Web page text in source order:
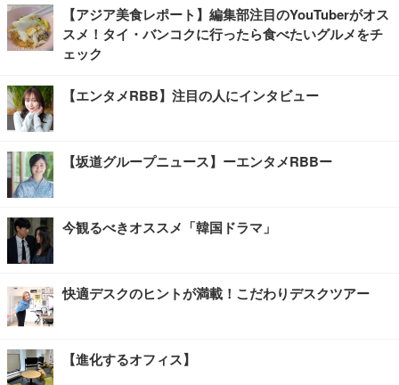
【アジア美食レポート】編集部注目のYouTuberがオス
スメ！タイ・バンコクに行ったら食べたいグルメをチ
ェック
【エンタメRBB】注目の人にインタビュー
【坂道グループニュース】ーエンタメRBBー
今観るべきオススメ「韓国ドラマ」
快適デスクのヒントが満載！こだわりデスクツアー
【進化するオフィス】